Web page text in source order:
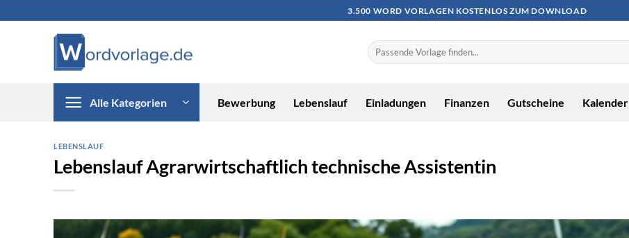
3.500 WORD VORLAGEN KOSTENLOS ZUM DOWNLOAD
Alle Kategorien Bewerbung Lebenslauf Einladungen Finanzen Gutscheine Kalender
LEBENSLAUF
Lebenslauf Agrarwirtschaftlich technische Assistentin